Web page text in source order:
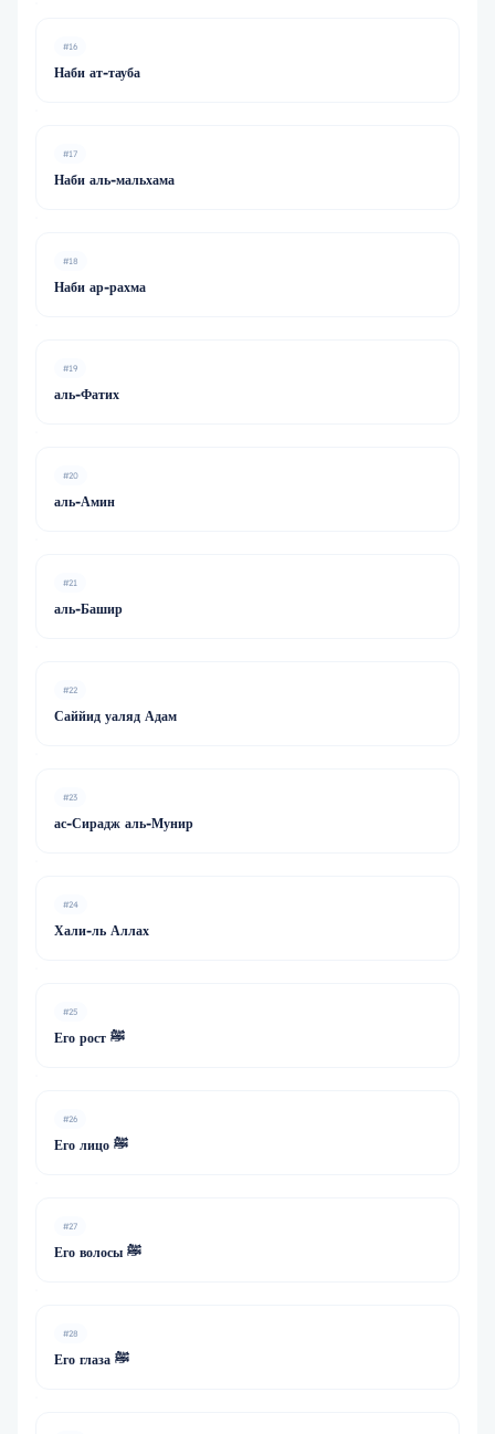
#16
Наби ат-тауба
#17
Наби аль-мальхама
#18
Наби ар-рахма
#19
аль-Фатих
#20
аль-Амин
#21
аль-Башир
#22
Саййид уаляд Адам
#23
ас-Сирадж аль-Мунир
#24
Хали-ль Аллах
#25
Его рост ﷺ
#26
Его лицо ﷺ
#27
Его волосы ﷺ
#28
Его глаза ﷺ